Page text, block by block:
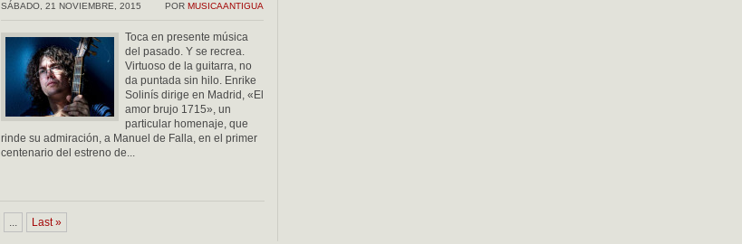
POR MUSICAANTIGUA
SÁBADO, 21 NOVIEMBRE, 2015
Toca en presente música
del pasado. Y se recrea.
Virtuoso de la guitarra, no
da puntada sin hilo. Enrike
Solinís dirige en Madrid, «El
amor brujo 1715», un
particular homenaje, que
rinde su admiración, a Manuel de Falla, en el primer
centenario del estreno de...
... Last »